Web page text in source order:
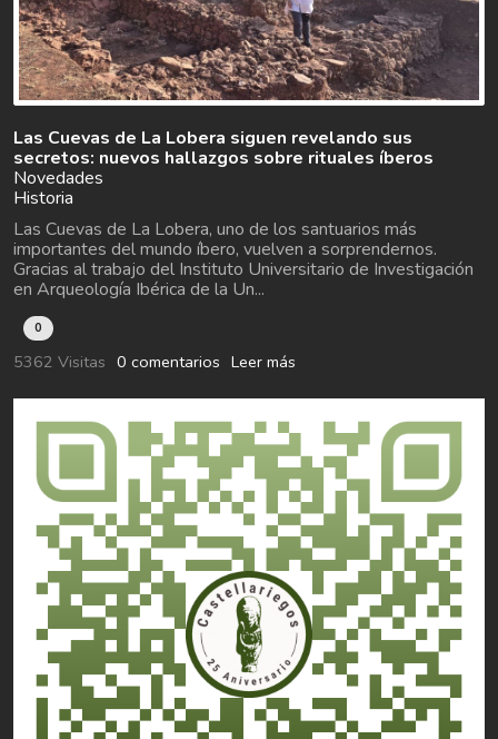
Las Cuevas de La Lobera siguen revelando sus
secretos: nuevos hallazgos sobre rituales íberos
Novedades
Historia
Las Cuevas de La Lobera, uno de los santuarios más
importantes del mundo íbero, vuelven a sorprendernos.
Gracias al trabajo del Instituto Universitario de Investigación
en Arqueología Ibérica de la Un...
0
5362 Visitas 0 comentarios Leer más